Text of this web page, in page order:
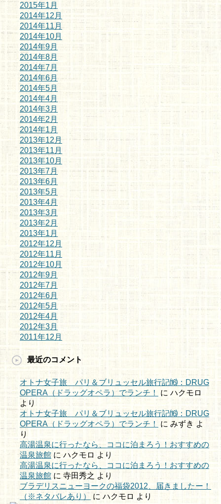
2015年1月
2014年12月
2014年11月
2014年10月
2014年9月
2014年8月
2014年7月
2014年6月
2014年5月
2014年4月
2014年3月
2014年2月
2014年1月
2013年12月
2013年11月
2013年10月
2013年7月
2013年6月
2013年5月
2013年4月
2013年3月
2013年2月
2013年1月
2012年12月
2012年11月
2012年10月
2012年9月
2012年7月
2012年6月
2012年5月
2012年4月
2012年3月
2011年12月
最近のコメント
オトナ女子旅 パリ＆ブリュッセル旅行記⒃：DRUG
OPERA（ドラッグオペラ）でランチ！
に ハクモロ
より
オトナ女子旅 パリ＆ブリュッセル旅行記⒃：DRUG
OPERA（ドラッグオペラ）でランチ！
に みずき よ
り
高湯温泉に行ったなら、ココに泊まろう！おすすめの
温泉旅館にハクモロ より
高湯温泉に行ったなら、ココに泊まろう！おすすめの
温泉旅館 に 寺田秀之 より
ブラデリスニューヨークの福袋2012、届きましたー！
（※ネタバレあり）
に ハクモロ より